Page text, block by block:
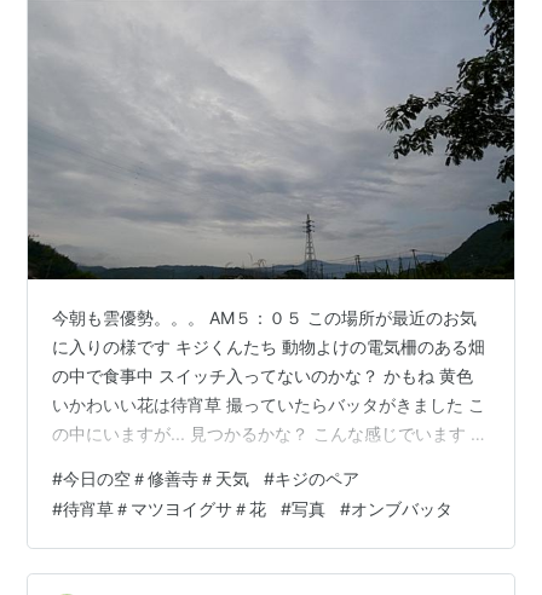
今朝も雲優勢。。。 AM５：０５ この場所が最近のお気
に入りの様です キジくんたち 動物よけの電気柵のある畑
の中で食事中 スイッチ入ってないのかな？ かもね 黄色
いかわいい花は待宵草 撮っていたらバッタがきました こ
の中にいますが... 見つかるかな？ こんな感じでいます オ
りかい？ さて今日も降るのかな〜雨。。。 ランキング参
加中鳥が好きな人たち ランキング参加中写真・カメラ ラ
ンキング参加中四季の花々大好きチーム ランキング参加
中gooからきました ランキング参加中野鳥観察
#今日の空＃修善寺＃天気 #キジのペア
#待宵草＃マツヨイグサ＃花 #写真 #オンブバッタ